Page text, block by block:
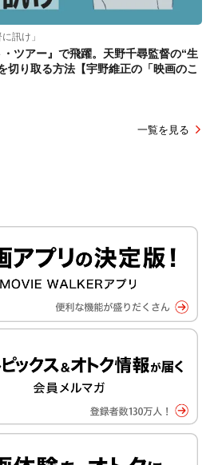
訊け」
・ツアー』で飛躍。天野千尋監督の“生
切り取る方法【宇野維正の「映画のこ
一覧を見る